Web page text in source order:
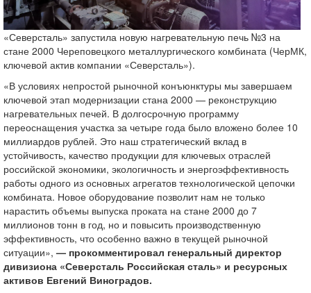
«Северсталь» запустила новую нагревательную печь №3 на
стане 2000 Череповецкого металлургического комбината (ЧерМК,
ключевой актив компании «Северсталь»).
«В условиях непростой рыночной конъюнктуры мы завершаем
ключевой этап модернизации стана 2000 — реконструкцию
нагревательных печей. В долгосрочную программу
переоснащения участка за четыре года было вложено более 10
миллиардов рублей. Это наш стратегический вклад в
устойчивость, качество продукции для ключевых отраслей
российской экономики, экологичность и энергоэффективность
работы одного из основных агрегатов технологической цепочки
комбината. Новое оборудование позволит нам не только
нарастить объемы выпуска проката на стане 2000 до 7
миллионов тонн в год, но и повысить производственную
эффективность, что особенно важно в текущей рыночной
ситуации», — прокомментировал генеральный директор
дивизиона «Северсталь Российская сталь» и ресурсных
активов Евгений Виноградов.